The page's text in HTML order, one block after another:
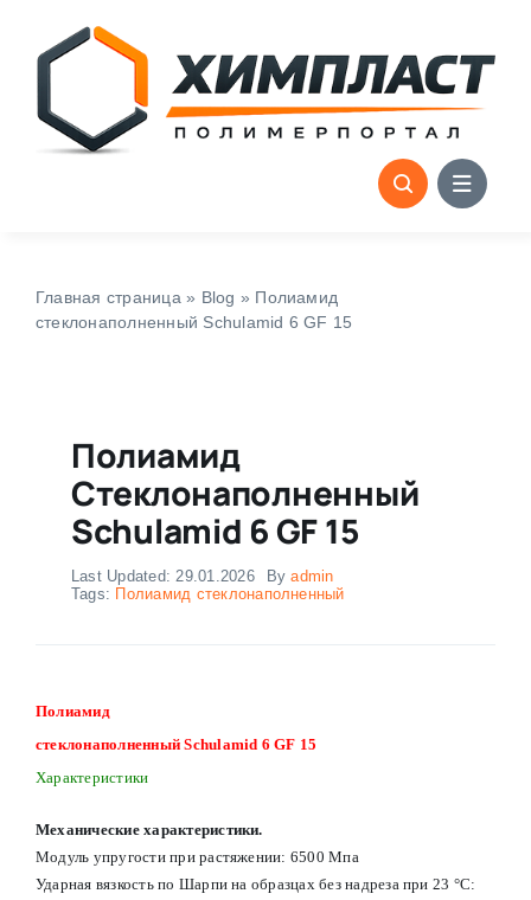
content
Главная страница » Blog » Полиамид
стеклонаполненный Schulamid 6 GF 15
Полиамид
Стеклонаполненный
Schulamid 6 GF 15
Last Updated: 29.01.2026 Byadmin
Tags: Полиамид стеклонаполненный
Полиамид
стеклонаполненный Schulamid 6 GF 15
Характеристики
Механические характеристики.
Модуль упругости при растяжении: 6500 Мпа
Ударная вязкость по Шарпи на образцах без надреза при 23 °С: